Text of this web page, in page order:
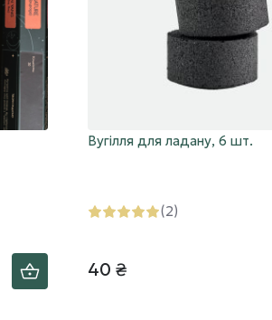
Вугілля для ладану, 6 шт.
(2)
40 ₴